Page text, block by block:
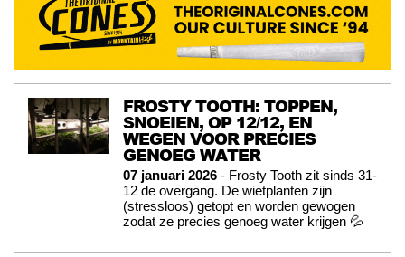
FROSTY TOOTH: TOPPEN,
SNOEIEN, OP 12/12, EN
WEGEN VOOR PRECIES
GENOEG WATER
07 januari 2026 - Frosty Tooth zit sinds 31-
12 de overgang. De wietplanten zijn
(stressloos) getopt en worden gewogen
zodat ze precies genoeg water krijgen 💦